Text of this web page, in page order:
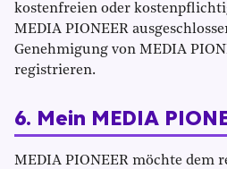
kostenfreien oder
MEDIA PIONEER
Genehmigung von MEDIA
registrieren.
6. Mein MEDIA
MEDIA PIONEER möchte dem